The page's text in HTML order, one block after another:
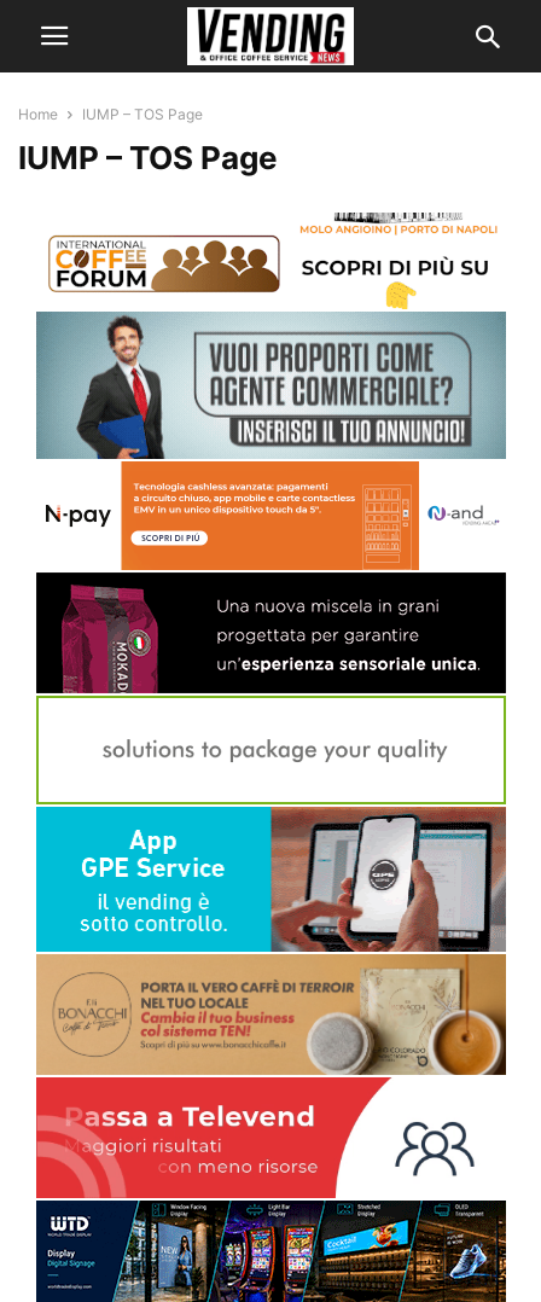
Home IUMP – TOS Page
IUMP – TOS Page